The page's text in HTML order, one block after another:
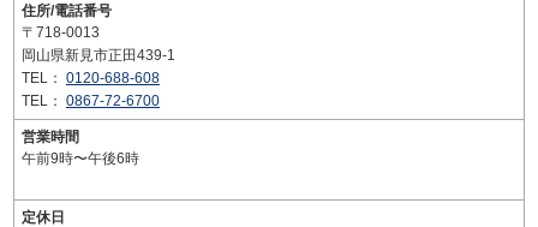
住所/電話番号
〒718-0013
岡山県新見市正田439-1
TEL： 0120-688-608
TEL： 0867-72-6700
営業時間
午前9時〜午後6時
定休日